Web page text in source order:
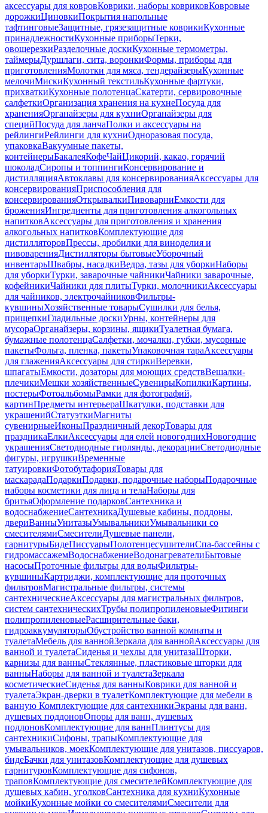
аксессуары для ковровКоврики, наборы ковриковКовровые
дорожкиЦиновкиПокрытия напольные
тафтинговыеЗащитные, грязезащитные коврикиКухонные
принадлежностиКухонные приборыТерки,
овощерезкиРазделочные доскиКухонные термометры,
таймерыДуршлаги, сита, воронкиФормы, приборы для
приготовленияМолотки для мяса, тендерайзерыКухонные
мелочиМискиКухонный текстильКухонные фартуки,
прихваткиКухонные полотенцаСкатерти, сервировочные
салфеткиОрганизация хранения на кухнеПосуда для
храненияОрганайзеры для кухниОрганайзеры для
специйПосуда для ланчаПолки и аксессуары на
рейлингиРейлинги для кухниОдноразовая посуда,
упаковкаВакуумные пакеты,
контейнерыБакалеяКофеЧайЦикорий, какао, горячий
шоколадСиропы и топпингиКонсервирование и
дистилляцияАвтоклавы для консервированияАксессуары для
консервированияПриспособления для
консервированияОткрывалкиПивоварниЕмкости для
броженияИнгредиенты для приготовления алкогольных
напитковАксессуары для приготовления и хранения
алкогольных напитковКомплектующие для
дистилляторовПрессы, дробилки для виноделия и
пивоваренияДистилляторы бытовыеУборочный
инвентарьШвабры, насадкиВедра, тазы для уборкиНаборы
для уборкиТурки, заварочные чайникиЧайники заварочные,
кофейникиЧайники для плитыТурки, молочникиАксессуары
для чайников, электрочайниковФильтры-
кувшиныХозяйственные товарыСушилки для белья,
прищепкиГладильные доскиУрны, контейнеры для
мусораОрганайзеры, корзины, ящикиТуалетная бумага,
бумажные полотенцаСалфетки, мочалки, губки, мусорные
пакетыФольга, пленка, пакетыУпаковочная тараАксессуары
для глаженияАксессуары для стиркиВеревки,
шпагатыЕмкости, дозаторы для моющих средствВешалки-
плечикиМешки хозяйственныеСувенирыКопилкиКартины,
постерыФотоальбомыРамки для фотографий,
картинПредметы интерьераШкатулки, подставки для
украшенийСтатуэткиМагниты
сувенирныеИконыПраздничный декорТовары для
праздникаЕлкиАксессуары для елей новогоднихНовогодние
украшенияСветодиодные гирлянды, декорацииСветодиодные
фигуры, игрушкиВременные
татуировкиФотобутафорияТовары для
маскарадаПодаркиПодарки, подарочные наборыПодарочные
наборы косметики для лица и телаНаборы для
бритьяОформление подарковСантехника и
водоснабжениеСантехникаДушевые кабины, поддоны,
двериВанныУнитазыУмывальникиУмывальники со
смесителямиСмесителиДушевые панели,
гарнитурыБидеПиссуарыПолотенцесушителиСпа-бассейны с
гидромассажемВодоснабжениеВодонагревателиБытовые
насосыПроточные фильтры для водыФильтры-
кувшиныКартриджи, комплектующие для проточных
фильтровМагистральные фильтры, системы
сантехническиеАксессуары для магистральных фильтров,
систем сантехническихТрубы полипропиленовыеФитинги
полипропиленовыеРасширительные баки,
гидроаккумуляторыОбустройство ванной комнаты и
туалетаМебель для ваннойЗеркала для ваннойАксессуары для
ванной и туалетаСиденья и чехлы для унитазаШторки,
карнизы для ванныСтеклянные, пластиковые шторки для
ванныНаборы для ванной и туалетаЗеркала
косметическиеСиденья для ванныКоврики для ванной и
туалетаЭкран-дверки в туалетКомплектующие для мебели в
ванную Комплектующие для сантехникиЭкраны для ванн,
душевых поддоновОпоры для ванн, душевых
поддоновКомплектующие для ваннПлинтусы для
сантехникиСифоны, трапыКомплектующие для
умывальников, моекКомплектующие для унитазов, писсуаров,
бидеБачки для унитазовКомплектующие для душевых
гарнитуровКомплектующие для сифонов,
траповКомплектующие для смесителейКомплектующие для
душевых кабин, уголковСантехника для кухниКухонные
мойкиКухонные мойки со смесителямиСмесители для